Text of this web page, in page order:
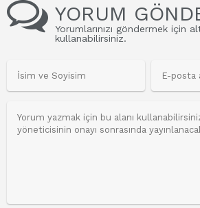
YORUM
Yorumlarınızı göndermek için
kullanabilirsiniz.